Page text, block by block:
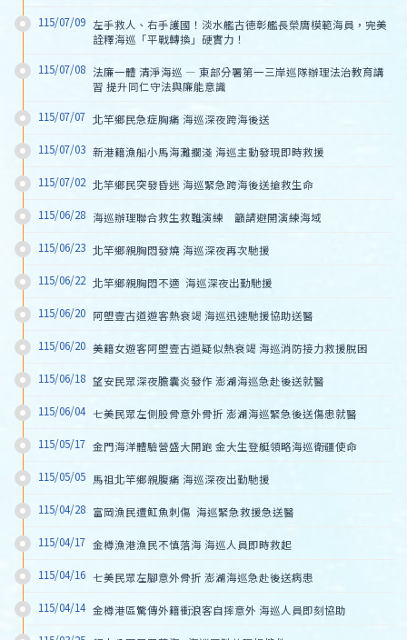
115/07/09 左手救人、右手護國！淡水艦古德彰艦長榮膺模範海員，完美
詮釋海巡「平戰轉換」硬實力！
115/07/08 法廉一體 清淨海巡 — 東部分署第一三岸巡隊辦理法治教育講
習 提升同仁守法與廉能意識
115/07/07 北竿鄉民急症胸痛 海巡深夜跨海後送
115/07/03 新港籍漁船小馬海灘擱淺 海巡主動發現即時救援
115/07/02 北竿鄉民突發昏迷 海巡緊急跨海後送搶救生命
115/06/28 海巡辦理聯合救生救難演練　籲請避開演練海域
115/06/23 北竿鄉親胸悶發燒 海巡深夜再次馳援
115/06/22 北竿鄉親胸悶不適  海巡深夜出勤馳援
115/06/20 阿塱壹古道遊客熱衰竭 海巡迅速馳援協助送醫
115/06/20 美籍女遊客阿塱壹古道疑似熱衰竭 海巡消防接力救援脫困
115/06/18 望安民眾深夜膽囊炎發作 澎湖海巡急赴後送就醫
115/06/04 七美民眾左側股骨意外骨折 澎湖海巡緊急後送傷患就醫
115/05/17 金門海洋體驗營盛大開跑 金大生登艇領略海巡衛疆使命
115/05/05 馬祖北竿鄉親腹痛 海巡深夜出勤馳援
115/04/28 富岡漁民遭魟魚刺傷  海巡緊急救援急送醫
115/04/17 金樽漁港漁民不慎落海 海巡人員即時救起
115/04/16 七美民眾左腳意外骨折 澎湖海巡急赴後送病患
115/04/14 金樽港區驚傳外籍衝浪客自摔意外 海巡人員即刻協助